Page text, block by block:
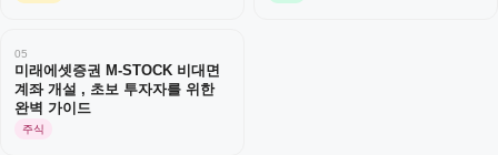
05
미래에셋증권 M-STOCK 비대면
계좌 개설 , 초보 투자자를 위한
완벽 가이드
주식